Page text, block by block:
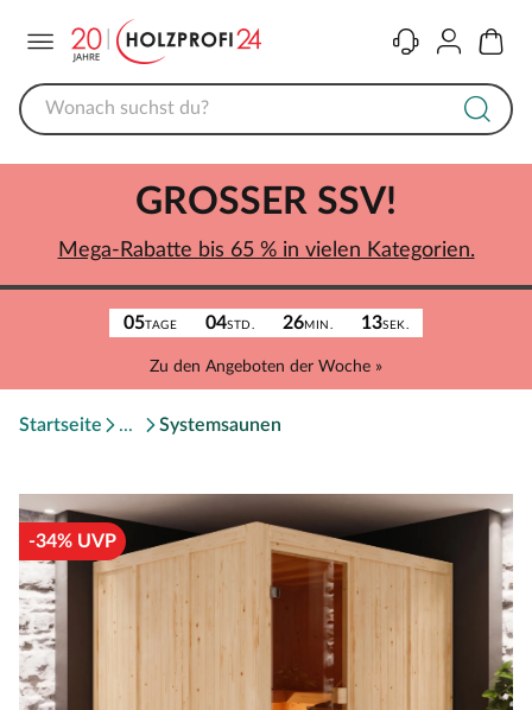
KontaktKonto
05TAGE 04STD. 26MIN. 13SEK.
Zu den Angeboten der Woche »
GROSSER SSV!
Mega-Rabatte bis 65 % in vielen Kategorien.
Startseite Systemsaunen
-34% UVP